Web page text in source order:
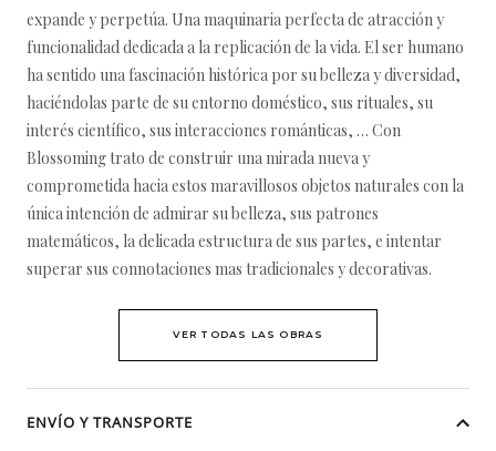
expande y perpetúa. Una maquinaria perfecta de atracción y
funcionalidad dedicada a la replicación de la vida. El ser humano
ha sentido una fascinación histórica por su belleza y diversidad,
haciéndolas parte de su entorno doméstico, sus rituales, su
interés científico, sus interacciones románticas, … Con
Blossoming trato de construir una mirada nueva y
comprometida hacia estos maravillosos objetos naturales con la
única intención de admirar su belleza, sus patrones
matemáticos, la delicada estructura de sus partes, e intentar
superar sus connotaciones mas tradicionales y decorativas.
VER TODAS LAS OBRAS
ENVÍO Y TRANSPORTE